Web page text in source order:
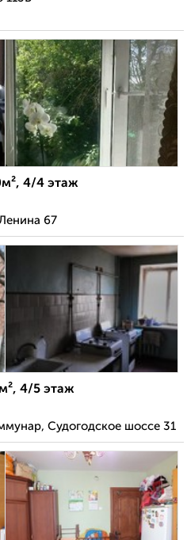
4/4 этаж
67
4/5 этаж
Судогодское шоссе 31